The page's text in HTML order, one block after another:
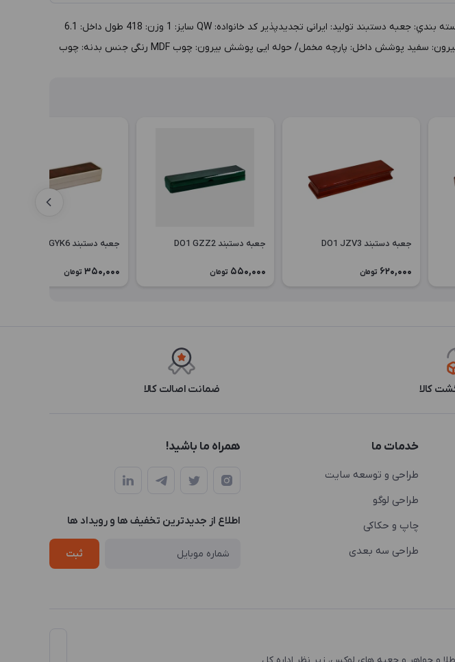
توضيحات :جعبه دستبند چوبی سایز 1 مدل QW، سفید داخل کرم (براق-اکلیلی) گروه: جعبه طلا و جواهر دسته بندي: جعبه دستبند توليد: ایرانی تجدیدپذیر کد خانواده: QW سايز: 1 وزن: 418 طول داخل: 6.1
جعبه دستبند DO1 JZV3
620,000 تومان
جعبه دستبند DO1 GZZ2
550,000 تومان
جعبه دستبند DP1 GYK6
350,000 تومان
کالا ضمانت اصالت کالا
خدمات ما
طراحی و توسعه سایت
طراحی لوگو
چاپ و حکاکی
طراحی سه بعدی
همراه ما باشید!
اطلاع از جدیدترین تخفیف ها و رویداد ها
ثبت